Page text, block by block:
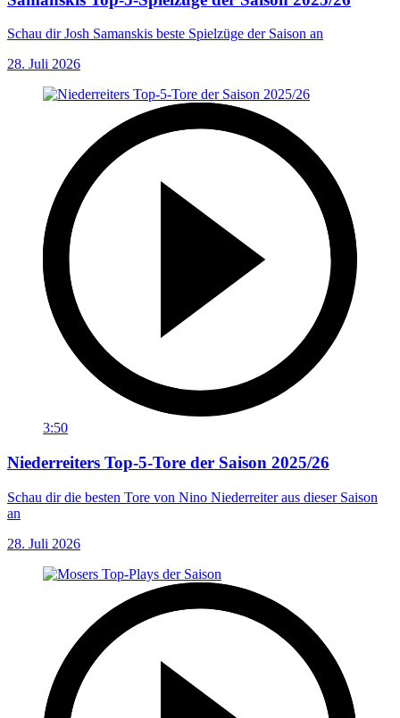
Schau dir Josh Samanskis beste Spielzüge der Saison an
28. Juli 2026
3:50
Niederreiters Top-5-Tore der Saison 2025/26
Schau dir die besten Tore von Nino Niederreiter aus dieser Saison
an
28. Juli 2026